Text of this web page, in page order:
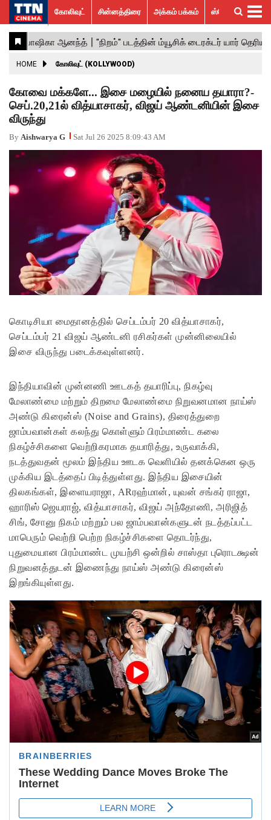
கோலிவுட்
சின்னத்திரை
பாலிவுட்
ஹாலிவுட்
அக்கம்
பக்கம்
ஸ்பெஷல்
ஸ்டோரீஸ்
விமர்சனம்
GALLERY
ACTRESS
MOVIESTILLS
VIDEOS
What’s
Hot
Trending
News
கோலிவுட் சின்னத்திரை அக்கம் பக்கம் ஸ்பெஷல் ஸ்டோரீஸ்
HOME கோலிவுட் (KOLLYWOOD)
கோவை மக்களே... இசை மழையில் நனைய தயாரா?-
செப்.20,21ல் வித்யாசாகர், விஜய் ஆண்டனியின் இசை
விருந்து
By Aishwarya G Sat Jul 26 2025 8:09:43 AM
கொடிசியா மைதானத்தில் செப்டம்பர் 20 வித்யாசாகர்,
செப்டம்பர் 21 விஜய் ஆண்டனி ரசிகர்கள் முன்னிலையில்
இசை விருந்து படைக்கவுள்ளனர்.
இந்தியாவின் முன்னணி ஊடகத் தயாரிப்பு, நிகழ்வு
மேலாண்மை மற்றும் திறமை மேலாண்மை நிறுவனமான நாய்ஸ்
அண்டு கிரைன்ஸ் (Noise and Grains), திரைத்துறை
ஜாம்பவான்கள் கலந்து கொள்ளும் பிரம்மாண்ட கலை
நிகழ்ச்சிகளை வெற்றிகரமாக தயாரித்து, உருவாக்கி,
நடத்துவதன் மூலம் இந்திய ஊடக வெளியில் தனக்கென ஒரு
முக்கிய இடத்தைப் பிடித்துள்ளது. இந்திய இசையின்
திலகங்கள், இளையராஜா, ARரஹ்மான், யுவன் சங்கர் ராஜா,
ஹாரிஸ் ஜெயராஜ், வித்யாசாகர், விஜய் அந்தோணி, அரிஜித்
சிங், சோனு நிகம் மற்றும் பல ஜாம்பவான்களுடன் நடத்தப்பட்ட
மாபெரும் வெற்றி பெற்ற நிகழ்ச்சிகளை தொடர்ந்து,
புதுமையான பிரம்மாண்ட முயற்சி ஒன்றில் சாஸ்தா புரொடக்ஷன்
நிறுவனத்துடன் இணைந்து நாய்ஸ் அண்டு கிரைன்ஸ்
இறங்கியுள்ளது.